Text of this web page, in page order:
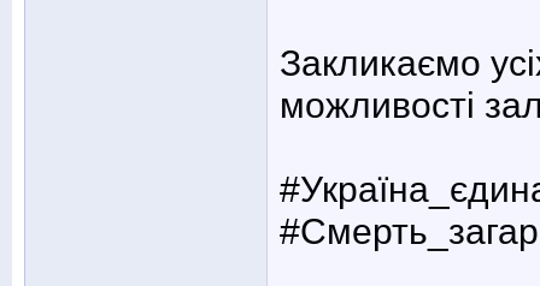
Закликаємо
можливості